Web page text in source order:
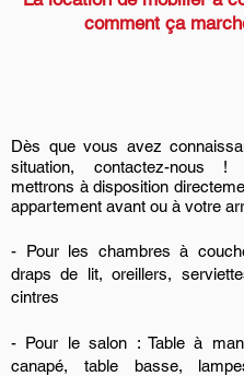
comment ça
Dès que vous avez
situation, contactez-nous !
mettrons à disposition
appartement avant ou à votre
- Pour les chambres à
draps de lit, oreillers,
cintres
- Pour le salon : Table à
canapé, table basse,